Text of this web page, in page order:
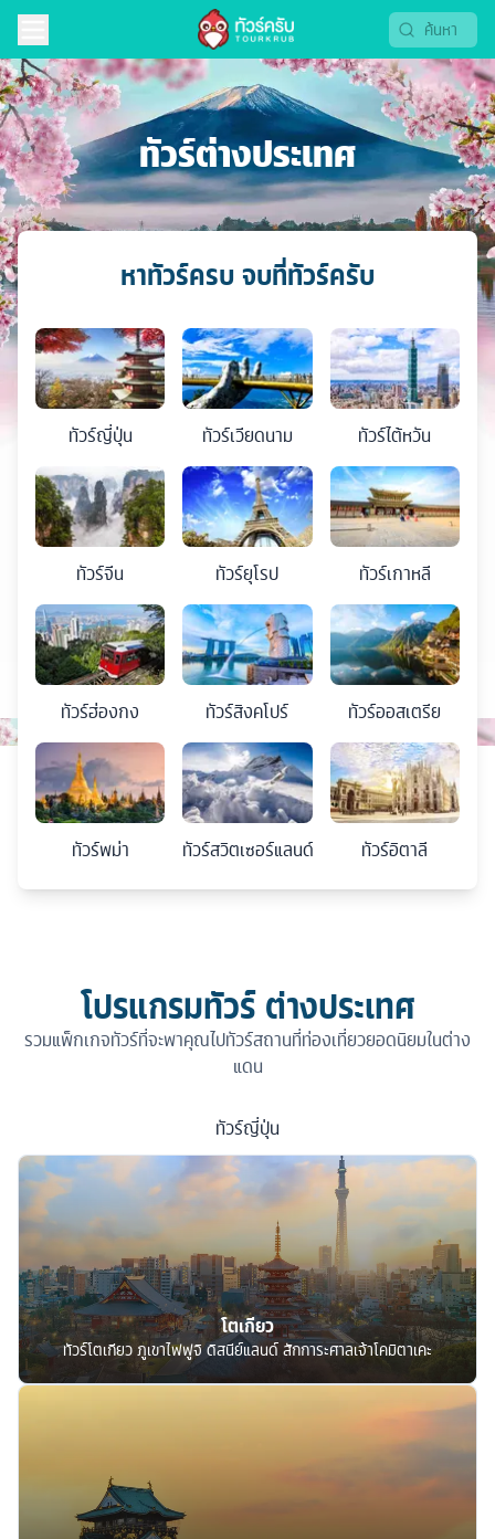
ทัวร์ต่างประเทศ
หาทัวร์ครบ จบที่ทัวร์ครับ
ทัวร์ญี่ปุ่น ทัวร์เวียดนาม ทัวร์ไต้หวัน
ทัวร์จีน ทัวร์ยุโรป ทัวร์เกาหลี
ทัวร์ฮ่องกง ทัวร์สิงคโปร์ ทัวร์ออสเตรีย
ทัวร์พม่า ทัวร์สวิตเซอร์แลนด์ ทัวร์อิตาลี
โปรแกรมทัวร์ ต่างประเทศ
รวมแพ็กเกจทัวร์ที่จะพาคุณไปทัวร์สถานที่ท่องเที่ยวยอดนิยมในต่าง
แดน
ทัวร์ญี่ปุ่น
โตเกียว
ทัวร์โตเกียว ภูเขาไฟฟูจิ ดิสนีย์แลนด์ สักการะศาลเจ้าโคมิตาเคะ